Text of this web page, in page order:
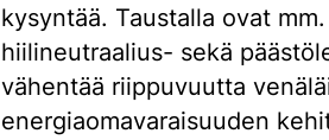
kysyntää. Taustalla ovat
hiilineutraalius- sekä
vähentää riippuvuutta
energiaomavaraisuuden